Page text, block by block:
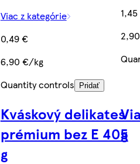
Viac z kategórie
0,49 €
6,90 €/kg
Quantity controls
Pridať
Kváskový delikates
prémium bez E 405
g
g